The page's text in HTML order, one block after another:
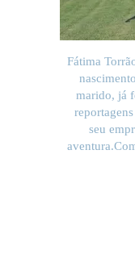
Fátima
marido, já
seu